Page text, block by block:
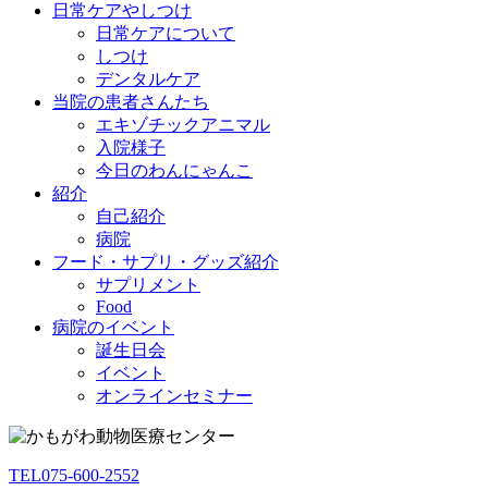
日常ケアやしつけ
日常ケアについて
しつけ
デンタルケア
当院の患者さんたち
エキゾチックアニマル
入院様子
今日のわんにゃんこ
紹介
自己紹介
病院
フード・サプリ・グッズ紹介
サプリメント
Food
病院のイベント
誕生日会
イベント
オンラインセミナー
TEL075-600-2552